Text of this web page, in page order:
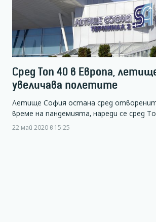
Сред Топ 40 в Европа,
увеличава полетите
Летище София остана сред
време на пандемията, нареди се сред
22 май 2020 в 15:25